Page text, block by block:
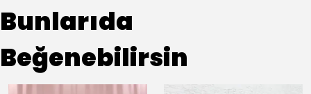
Bunlarıda
Beğenebilirsin